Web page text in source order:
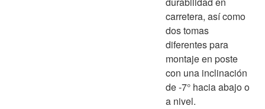
carretera, así como
dos tomas
diferentes para
montaje en poste
con una inclinación
de -7° hacia abajo o
a nivel.